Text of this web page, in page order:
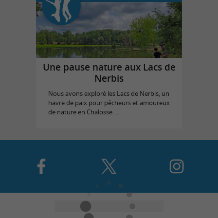
Une pause nature aux Lacs de
Nerbis
Nous avons exploré les Lacs de Nerbis, un
havre de paix pour pêcheurs et amoureux
de nature en Chalosse. ...